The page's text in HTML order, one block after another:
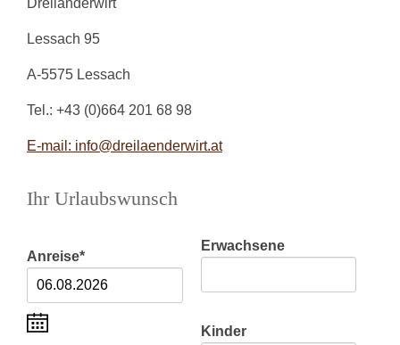
Lessach 95
A-5575 Lessach
Tel.: +43 (0)664 201 68 98
E-mail: info@dreilaenderwirt.at
Ihr Urlaubswunsch
Anreise*
Erwachsene
Kinder